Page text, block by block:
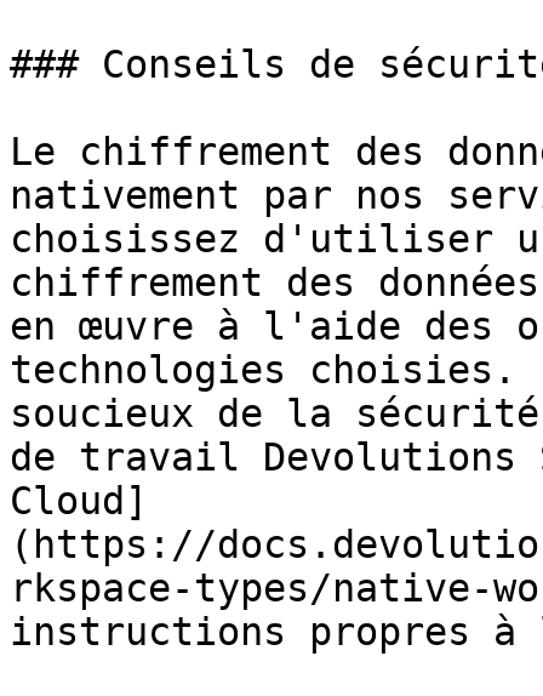
### Conseils de
Le chiffrement des
nativement par nos
choisissez d'utiliser
chiffrement des
en œuvre à l'aide des
technologies
soucieux de la
de travail Devolutions
Cloud]
(https://
rkspace-types/native-
instructions propres